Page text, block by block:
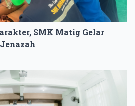
SMK Matig Gelar